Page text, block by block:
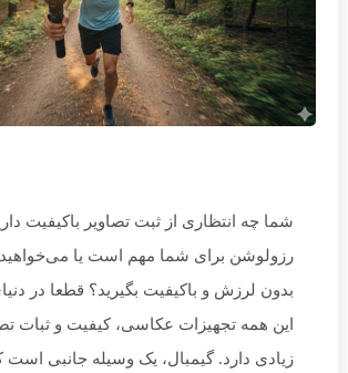
شما چه انتظاری از ثبت تصاویر باکیفیت
رزولوشن برای شما مهم است یا
بدون لرزش و باکیفیت بگیرید؟ قطعا در
این همه تجهیزات عکاسی، کیفیت و ثبات
زیادی دارد. گیمبال، یک وسیله جانبی است